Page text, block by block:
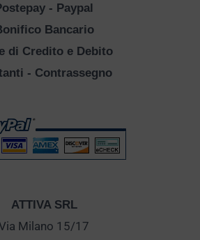
- Paypal
Bancario
di Credito e Debito
- Contrassegno
ATTIVA SRL
Milano 15/17